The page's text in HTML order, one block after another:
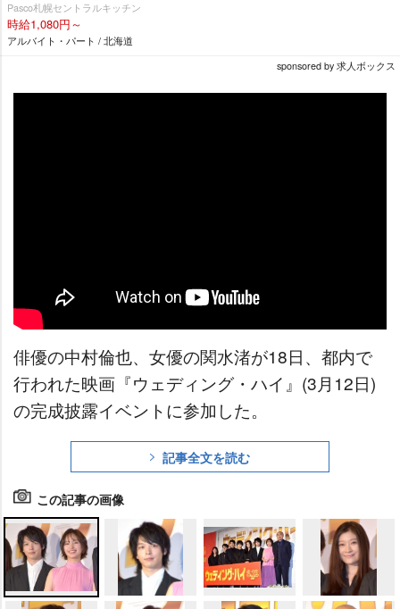
Pasco札幌セントラルキッチン
時給1,080円～
アルバイト・パート / 北海道
sponsored by 求人ボックス
俳優の中村倫也、女優の関水渚が18日、都内で
行われた映画『ウェディング・ハイ』(3月12日)
の完成披露イベントに参加した。
記事全文を読む
この記事の画像